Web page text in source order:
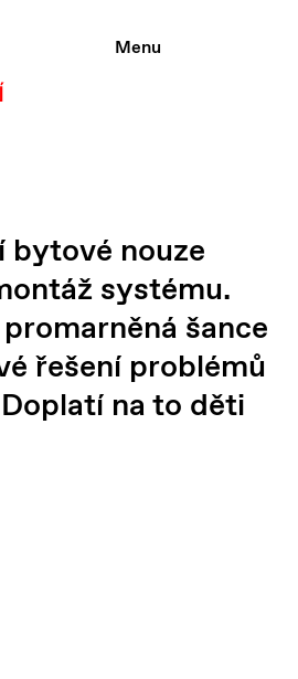
Menu
bytové nouze
systému.
šance
řešení problémů
na to děti